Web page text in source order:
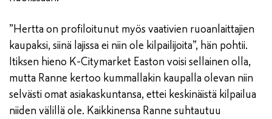
”Hertta on profiloitunut myös vaativien ruoanlaittajien
kaupaksi, siinä lajissa ei niin ole kilpailijoita”, hän pohtii.
Itiksen hieno K-Citymarket Easton voisi sellainen olla,
mutta Ranne kertoo kummallakin kaupalla olevan niin
selvästi omat asiakaskuntansa, ettei keskinäistä kilpailua
niiden välillä ole. Kaikkinensa Ranne suhtautuu